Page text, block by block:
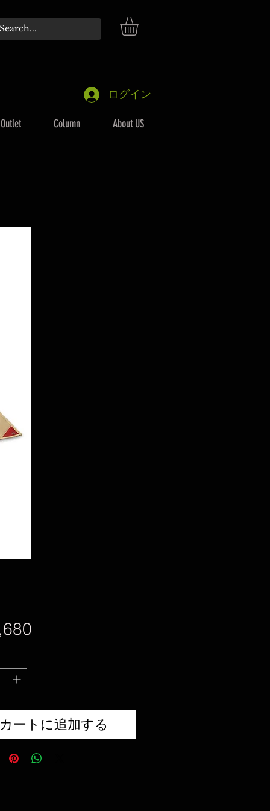
ログイン
Outlet Column About US
価
カートに追加する